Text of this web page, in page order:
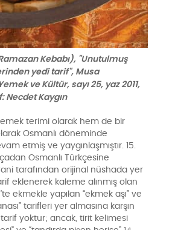
Kebabı), "Unutulmuş
yedi tarif", Musa
ve Kültür, sayı 25, yaz 2011,
Necdet Kaygın
terimi olarak hem de bir
Osmanlı döneminde
etmiş ve yaygınlaşmıştır. 15.
Osmanlı Türkçesine
tarafından orijinal nüshada yer
eklenerek kaleme alınmış olan
ekmekle yapılan “ekmek aşı” ve
tarifleri yer almasına karşın
tarif yoktur; ancak, tirit kelimesi